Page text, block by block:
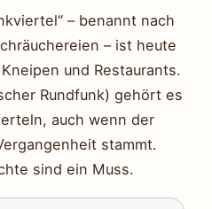
– benannt nach
– ist heute
und Restaurants.
Rundfunk) gehört es
auch wenn der
stammt.
sind ein Muss.